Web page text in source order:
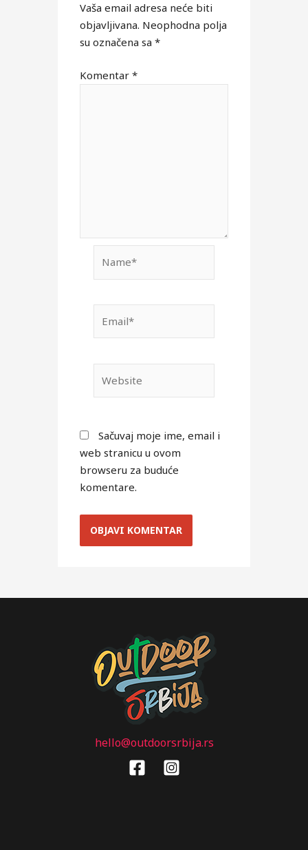
Vaša email adresa neće biti
objavljivana. Neophodna polja
su označena sa*
Komentar*
Sačuvaj moje ime, email i
web stranicu u ovom
browseru za buduće
komentare.
hello@outdoorsrbija.rs